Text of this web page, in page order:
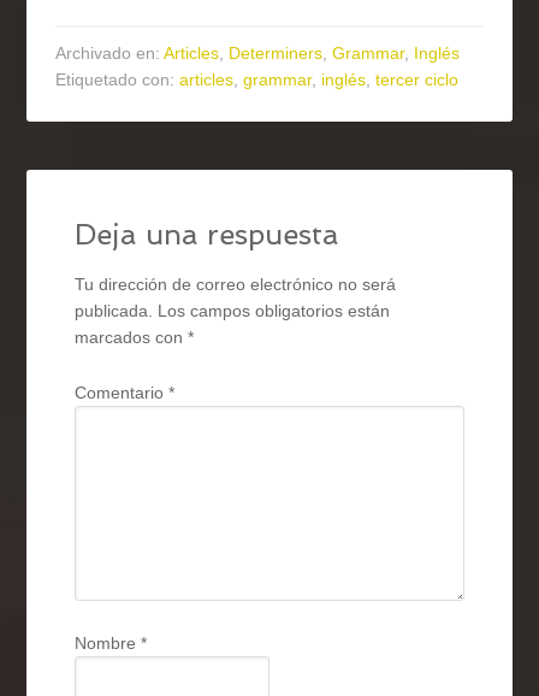
Archivado en:Articles, Determiners,Grammar, Inglés
Etiquetado con:articles,grammar, inglés,tercer ciclo
Deja una respuesta
Tu dirección de correo electrónico no será
publicada. Los campos obligatorios están
marcados con*
Comentario*
Nombre*